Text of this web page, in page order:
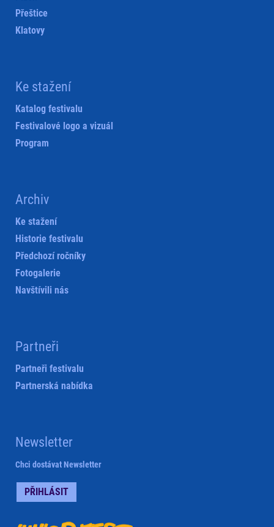
Přeštice
Klatovy
Ke stažení
Katalog festivalu
Festivalové logo a vizuál
Program
Archiv
Ke stažení
Historie festivalu
Předchozí ročníky
Fotogalerie
Navštívili nás
Partneři
Partneři festivalu
Partnerská nabídka
Newsletter
Chci dostávat Newsletter
PŘIHLÁSIT